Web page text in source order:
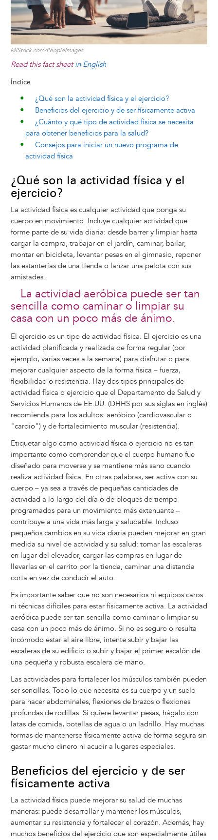
k
n
e
r
t
©iStock.com/PeopleImages
Read this fact sheetin English
Índice
¿Qué son la actividad física y el ejercicio?
Beneficios del ejercicio y de ser físicamente activa
¿Cuánto y qué tipo de actividad física se necesita
para obtener beneficios para la salud?
Consejos para iniciar un nuevo programa de
actividad física
¿Qué son la actividad física y el
ejercicio?
La actividad física es cualquier actividad que ponga su
cuerpo en movimiento. Incluye cualquier actividad que
forme parte de su vida diaria: desde barrer y limpiar hasta
cargar la compra, trabajar en el jardín, caminar, bailar,
montar en bicicleta, levantar pesas en el gimnasio, reponer
las estanterías de una tienda o lanzar una pelota con sus
amistades.
La actividad aeróbica puede ser tan
sencilla como caminar o limpiar su
casa con un poco más de ánimo.
El ejercicio es un tipo de actividad física. El ejercicio es una
actividad planificada y realizada de forma regular (por
ejemplo, varias veces a la semana) para disfrutar o para
mejorar cualquier aspecto de la forma física – fuerza,
flexibilidad o resistencia. Hay dos tipos principales de
actividad física o ejercicio que el Departamento de Salud y
Servicios Humanos de EE.UU. (DHHS por sus siglas en inglés)
recomienda para los adultos: aeróbico (cardiovascular o
"cardio") y de fortalecimiento muscular (resistencia).
Etiquetar algo como actividad física o ejercicio no es tan
importante como comprender que el cuerpo humano fue
diseñado para moverse y se mantiene más sano cuando
realiza actividad física. En otras palabras, ser activa con su
cuerpo – ya sea a través de pequeñas cantidades de
actividad a lo largo del día o de bloques de tiempo
programados para un movimiento más extenuante –
contribuye a una vida más larga y saludable. Incluso
pequeños cambios en su vida diaria pueden mejorar en gran
medida su nivel de actividad y su salud: tomar las escaleras
en lugar del elevador, cargar las compras en lugar de
llevarlas en el carrito por la tienda, caminar una distancia
corta en vez de conducir el auto.
Es importante saber que no son necesarios ni equipos caros
ni técnicas difíciles para estar físicamente activa. La actividad
aeróbica puede ser tan sencilla como caminar o limpiar su
casa con un poco más de ánimo. Si no es seguro o resulta
incómodo estar al aire libre, intente subir y bajar las
escaleras de su edificio o subir y bajar el primer escalón de
una pequeña y robusta escalera de mano.
Las actividades para fortalecer los músculos también pueden
ser sencillas. Todo lo que necesita es su cuerpo y un suelo
para hacer abdominales, flexiones de brazos o flexiones
profundas de rodillas. Si quiere levantar pesas, hágalo con
latas de comida, botellas de agua o un ladrillo. Hay muchas
formas de mantenerse físicamente activa de forma segura sin
gastar mucho dinero ni acudir a lugares especiales.
Beneficios del ejercicio y de ser
físicamente activa
La actividad física puede mejorar su salud de muchas
maneras: puede desarrollar y mantener los músculos,
aumentar su resistencia y fortalecer el corazón. Además, hay
muchos beneficios del ejercicio que son especialmente útiles